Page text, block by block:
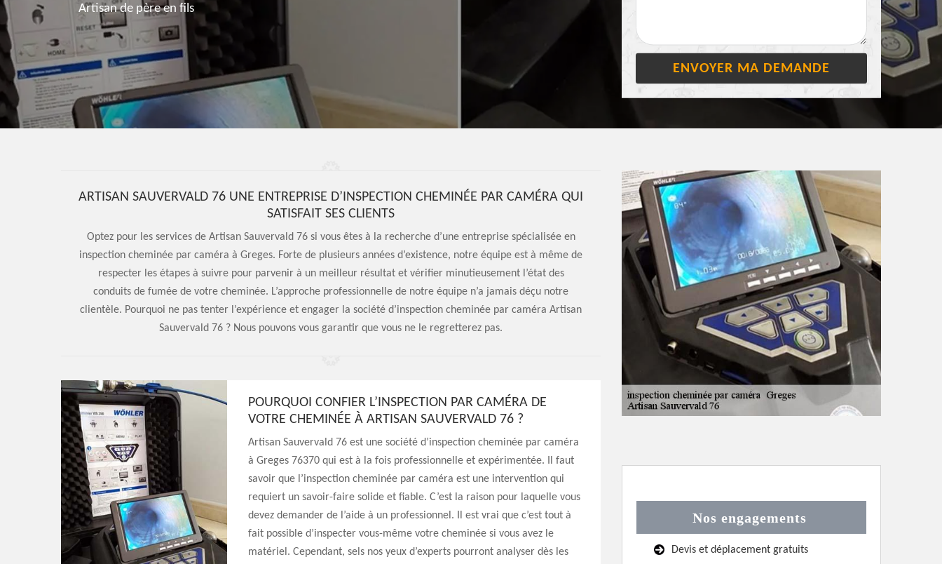
Artisan de père en fils
ARTISAN SAUVERVALD 76 UNE ENTREPRISE D’INSPECTION CHEMINÉE PAR CAMÉRA QUI
SATISFAIT SES CLIENTS
Optez pour les services de Artisan Sauvervald 76 si vous êtes à la recherche d’une entreprise spécialisée en
inspection cheminée par caméra à Greges. Forte de plusieurs années d’existence, notre équipe est à même de
respecter les étapes à suivre pour parvenir à un meilleur résultat et vérifier minutieusement l’état des
conduits de fumée de votre cheminée. L’approche professionnelle de notre équipe n’a jamais déçu notre
clientèle. Pourquoi ne pas tenter l’expérience et engager la société d’inspection cheminée par caméra Artisan
Sauvervald 76 ? Nous pouvons vous garantir que vous ne le regretterez pas.
POURQUOI CONFIER L’INSPECTION PAR CAMÉRA DE
VOTRE CHEMINÉE À ARTISAN SAUVERVALD 76 ?
Artisan Sauvervald 76 est une société d’inspection cheminée par caméra
à Greges 76370 qui est à la fois professionnelle et expérimentée. Il faut
savoir que l’inspection cheminée par caméra est une intervention qui
requiert un savoir-faire solide et fiable. C’est la raison pour laquelle vous
devez demander de l’aide à un professionnel. Il est vrai que c’est tout à
fait possible d’inspecter vous-même votre cheminée si vous avez le
matériel. Cependant, sels nos yeux d’experts pourront analyser dès les
Nos engagements
Devis et déplacement gratuits